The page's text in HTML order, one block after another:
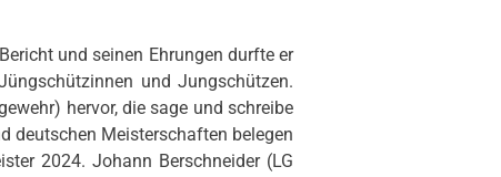
und seinen Ehrungen durfte er
und Jungschützen.
hervor, die sage und schreibe
deutschen Meisterschaften belegen
2024. Johann Berschneider (LG